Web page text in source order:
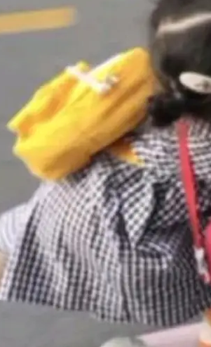
持 Iceberg V3 格式。
议中心开幕。本届大会
质量创新联盟主办，以
原生时代的质量新范
验室走向规模化产业落地
，《2026智能研发生产力
Testin云测的Testin XAge
试领域代表产品。对CI
变：AI测试正在从效率
基础设施。 CIO面对的新
的焦虑清单上多了两项：
能体应用安全地从PoC走
试团队跟得上AI应用...
一篇关于 ADT
就回不去了。Alex Fedos
基石"。 他说的东西不新
），尤其是和类型
清楚了一件事：这不是类
日常编码的思维方式。 文
入。一个网站的深色主题
可空字段来表示——bool
nullable 的默认模式、浅
产生大量无意义的组
突了、全 null 了。要知道
，你得靠"文档、校验、或
。Rust 的 enum，两个
企业 AI 平台 Clou
开源项目 Cloudflare O
客，你会觉得这是又一
器人"——每个大厂都在
Kenton Varda 在 Twitte
今天我们发布了 Cloudfla
聊天机器人，跟其他所
只不过，实际上它不一
的重制版，我十年前的
是，这次它构建在 Cloudf
了九年时间搭建的平台
这基本上是我十年秘密
，可自托管的分
团队推出了最新开源项
己机器上运行 Cloudflare
的守护进程。 设
象是一个独立的 SQLite
复制到你自己的 S3 兼容
通过这个存储库协调——
识协议。每个对象自带一
然按分片构建，单个数据
题在设计层面就被消除
流畅/AI榜：vivo夺
三星Galaxy Z系列
，由于存储等硬件成本暴
不好过啊，新机速度明显
许多。新机参数规格除开
Galaxy Z Fold8 Ultra / Z
其余要么是中低端机器，